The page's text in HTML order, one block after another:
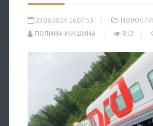
27.06.2024 16:07:53 НОВОСТИ
ПОЛИНА МИШИНА
812